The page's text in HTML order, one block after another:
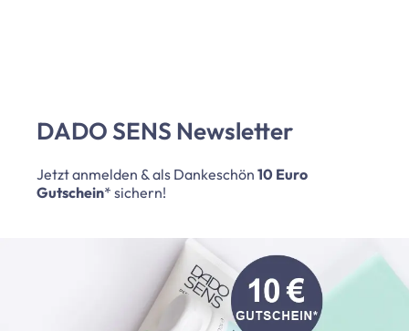
DADO SENS Newsletter
Jetzt anmelden & als Dankeschön 10 Euro
Gutschein* sichern!